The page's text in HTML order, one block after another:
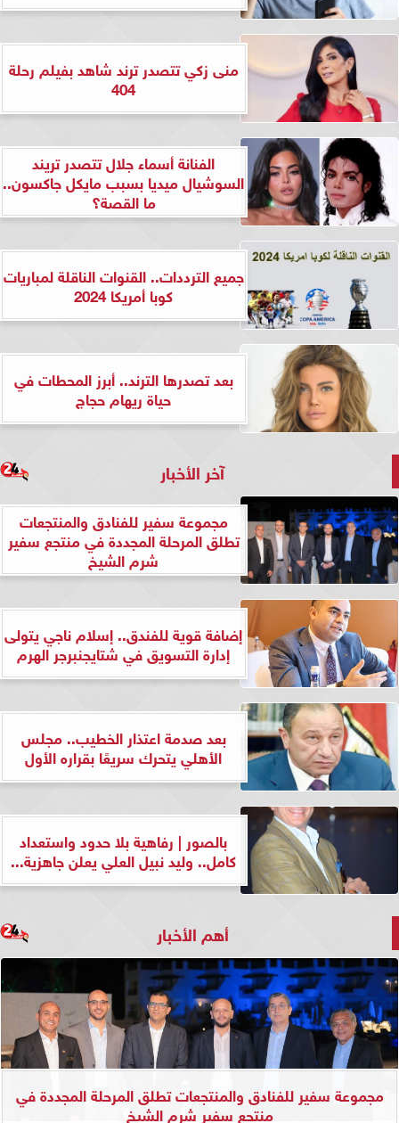
منى زكي تتصدر ترند شاهد بفيلم رحلة
404
الفنانة أسماء جلال تتصدر تريند
السوشيال ميديا بسبب مايكل جاكسون..
ما القصة؟
جميع الترددات.. القنوات الناقلة لمباريات
كوبا أمريكا 2024
بعد تصدرها الترند.. أبرز المحطات في
حياة ريهام حجاج
آخر الأخبار
مجموعة سفير للفنادق والمنتجعات
تطلق المرحلة المجددة في منتجع سفير
شرم الشيخ
إضافة قوية للفندق.. إسلام ناجي يتولى
إدارة التسويق في شتايجنبرجر الهرم
بعد صدمة اعتذار الخطيب.. مجلس
الأهلي يتحرك سريعًا بقراره الأول
بالصور | رفاهية بلا حدود واستعداد
كامل.. وليد نبيل العلي يعلن جاهزية...
أهم الأخبار
مجموعة سفير للفنادق والمنتجعات تطلق المرحلة المجددة في
منتجع سفير شرم الشيخ